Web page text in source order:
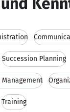
Succession Planning
Training